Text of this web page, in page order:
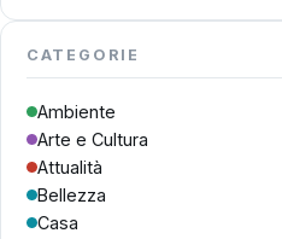
CATEGORIE
Ambiente
Arte e Cultura
Attualità
Bellezza
Casa